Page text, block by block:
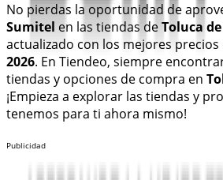
No pierdas la oportunidad de
Sumitel en las tiendas deToluca
actualizado con los mejores
2026. En Tiendeo, siempre
tiendas y opciones de compra en
¡Empieza a explorar las tiendas y
tenemos para ti ahora mismo!
Publicidad